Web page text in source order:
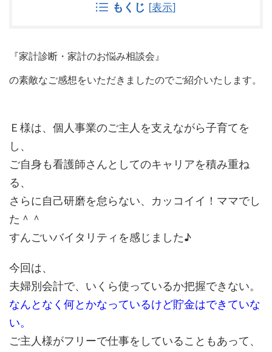
もくじ [表示]
『家計診断・家計のお悩み相談会』
の素敵なご感想をいただきましたのでご紹介いたします。
Ｅ様は、個人事業のご主人を支えながら子育てを
し、
ご自身も看護師さんとしてのキャリアを積み重ね
る、
さらに自己研磨を怠らない、カッコイイ！ママでし
た＾＾
すんごいバイタリティを感じました♪
今回は、
夫婦別会計で、いくら使っているか把握できない。
なんとなく何とかなっているけど貯金はできていな
い。
ご主人様がフリーで仕事をしていることもあって、